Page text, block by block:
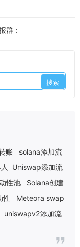
群：
账
solana添加流
Uniswap添加流
性池
Solana创建
性
Meteora swap
uniswapv2添加流